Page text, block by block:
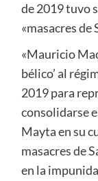
de 2019 tuvo
«masacres de
«Mauricio
bélico’ al
2019 para
consolidarse
Mayta en su
masacres de
en la